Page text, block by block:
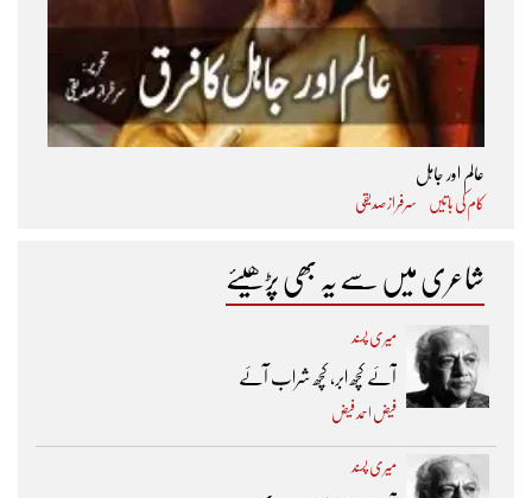
عالم اور جاہل
کام کی باتیں سرفراز صدیقی
شاعری میں سے یہ بھی پڑھیئے
میری پسند
آئے کچھ ابر، کچھ شراب آئے
فیض احمد فیض
میری پسند